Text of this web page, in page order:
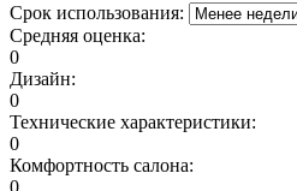
Срок использования:
Средняя оценка:
0
Дизайн:
0
Технические характеристики:
0
Комфортность салона:
0